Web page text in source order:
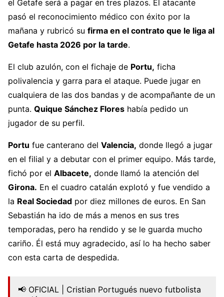
el Getafe será a pagar en tres plazos. El atacante
pasó el reconocimiento médico con éxito por la
mañana y rubricó su firma en el contrato que le liga al
Getafe hasta 2026 por la tarde.
El club azulón, con el fichaje de Portu, ficha
polivalencia y garra para el ataque. Puede jugar en
cualquiera de las dos bandas y de acompañante de un
punta. Quique Sánchez Flores había pedido un
jugador de su perfil.
Portu fue canterano del Valencia, donde llegó a jugar
en el filial y a debutar con el primer equipo. Más tarde,
fichó por el Albacete, donde llamó la atención del
Girona. En el cuadro catalán explotó y fue vendido a
la Real Sociedad por diez millones de euros. En San
Sebastián ha ido de más a menos en sus tres
temporadas, pero ha rendido y se le guarda mucho
cariño. Él está muy agradecido, así lo ha hecho saber
con esta carta de despedida.
📢 OFICIAL | Cristian Portugués nuevo futbolista